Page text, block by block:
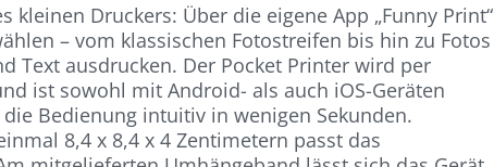
Druckers: Über die eigene App „Funny Print“
– vom klassischen Fotostreifen bis hin zu Fotos
Text ausdrucken. Der Pocket Printer wird per
ist sowohl mit Android- als auch iOS-Geräten
Bedienung intuitiv in wenigen Sekunden.
8,4 x 8,4 x 4 Zentimetern passt das